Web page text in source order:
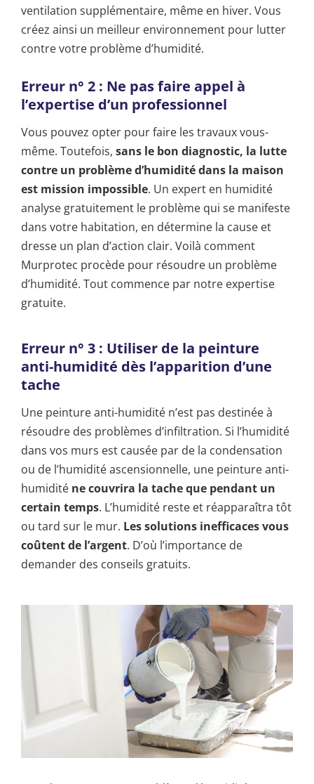
ventilation supplémentaire, même en hiver. Vous
créez ainsi un meilleur environnement pour lutter
contre votre problème d’humidité.
Erreur n° 2 : Ne pas faire appel à
l’expertise d’un professionnel
Vous pouvez opter pour faire les travaux vous-
même. Toutefois, sans le bon diagnostic, la lutte
contre un problème d’humidité dans la maison
est mission impossible. Un expert en humidité
analyse gratuitement le problème qui se manifeste
dans votre habitation, en détermine la cause et
dresse un plan d’action clair. Voilà comment
Murprotec procède pour résoudre un problème
d’humidité. Tout commence par notre expertise
gratuite.
Erreur n° 3 : Utiliser de la peinture
anti-humidité dès l’apparition d’une
tache
Une peinture anti-humidité n’est pas destinée à
résoudre des problèmes d’infiltration. Si l’humidité
dans vos murs est causée par de la condensation
ou de l’humidité ascensionnelle, une peinture anti-
humidité ne couvrira la tache que pendant un
certain temps. L’humidité reste et réapparaîtra tôt
ou tard sur le mur. Les solutions inefficaces vous
coûtent de l’argent. D’où l’importance de
demander des conseils gratuits.